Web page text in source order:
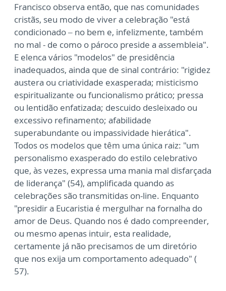
Francisco observa então, que nas comunidades
cristãs, seu modo de viver a celebração "está
condicionado – no bem e, infelizmente, também
no mal - de como o pároco preside a assembleia".
E elenca vários "modelos" de presidência
inadequados, ainda que de sinal contrário: "rigidez
austera ou criatividade exasperada; misticismo
espiritualizante ou funcionalismo prático; pressa
ou lentidão enfatizada; descuido desleixado ou
excessivo refinamento; afabilidade
superabundante ou impassividade hierática".
Todos os modelos que têm uma única raiz: "um
personalismo exasperado do estilo celebrativo
que, às vezes, expressa uma mania mal disfarçada
de liderança" (54), amplificada quando as
celebrações são transmitidas on-line. Enquanto
"presidir a Eucaristia é mergulhar na fornalha do
amor de Deus. Quando nos é dado compreender,
ou mesmo apenas intuir, esta realidade,
certamente já não precisamos de um diretório
que nos exija um comportamento adequado" (
57).